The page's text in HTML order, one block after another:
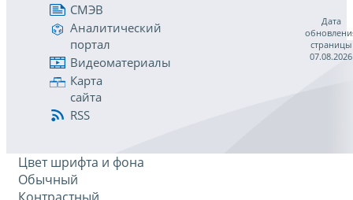
СМЭВ
Аналитический
портал
Видеоматериалы
Карта
сайта
RSS
Дата
страницы
07.08.2026
Цвет шрифта и фона
Обычный